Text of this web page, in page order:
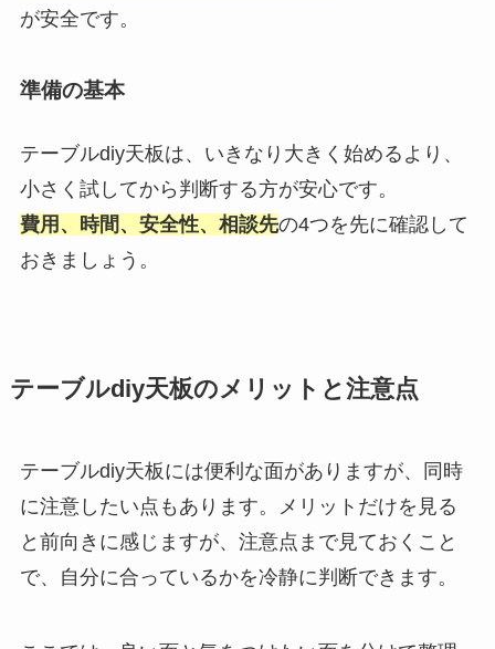
が安全です。
準備の基本
テーブルdiy天板は、いきなり大きく始めるより、
小さく試してから判断する方が安心です。
費用、時間、安全性、相談先の4つを先に確認して
おきましょう。
テーブルdiy天板のメリットと注意点
テーブルdiy天板には便利な面がありますが、同時
に注意したい点もあります。メリットだけを見る
と前向きに感じますが、注意点まで見ておくこと
で、自分に合っているかを冷静に判断できます。